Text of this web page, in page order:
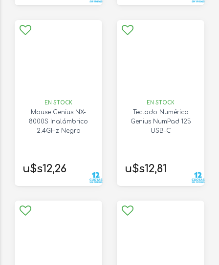
EN STOCK
Mouse Genius NX-
8000S Inalámbrico
2.4GHz Negro
u$s12,26
EN STOCK
Teclado Numérico
Genius NumPad 125
USB-C
u$s12,81